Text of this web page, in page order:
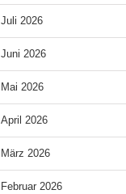
Juli 2026
Juni 2026
Mai 2026
April 2026
März 2026
Februar 2026